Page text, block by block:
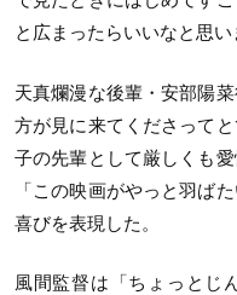
と広まったらいいなと思い
天真爛漫な後輩・安部陽
方が見に来てくださって
子の先輩として厳しくも
「この映画がやっと羽ば
喜びを表現した。
風間監督は「ちょっとじ